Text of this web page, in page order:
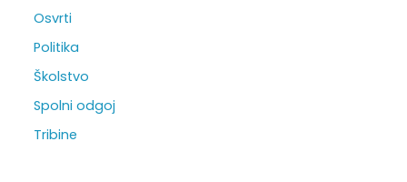
Osvrti
Politika
Školstvo
Spolni odgoj
Tribine